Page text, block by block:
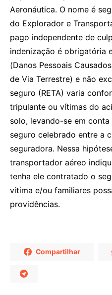
Aeronáutica. O nome é
do Explorador e
pago independente de
indenização é obrigatória
(Danos Pessoais
de Via Terrestre) e não
seguro (RETA) varia
tripulante ou vítimas do
solo, levando-se em
seguro celebrado entre a
seguradora. Nessa
transportador aéreo
tenha ele contratado o
vítima e/ou familiares
providências.
Compartilhar